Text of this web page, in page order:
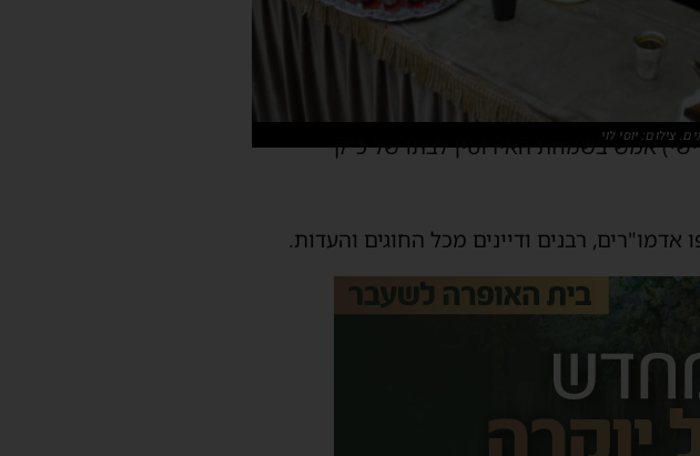
צילום: יוסי לוי
אמש בשמחת האירוסין לבתו של כ"ק
רבנים ודיינים מכל החוגים והעדות.